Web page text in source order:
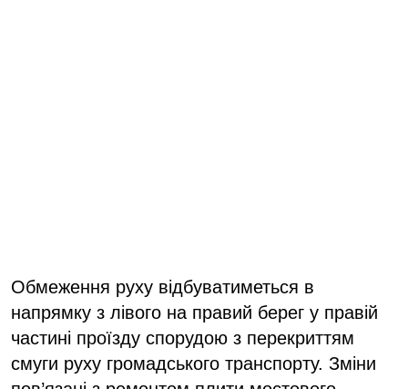
Обмеження руху відбуватиметься в
напрямку з лівого на правий берег у правій
частині проїзду спорудою з перекриттям
смуги руху громадського транспорту. Зміни